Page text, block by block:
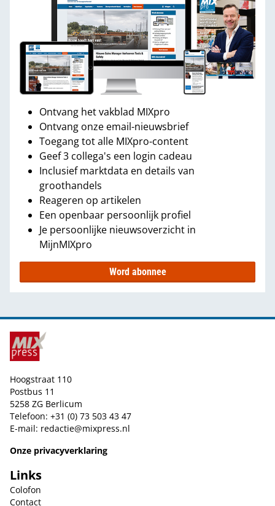
Ontvang het vakblad MIXpro
Ontvang onze email-nieuwsbrief
Toegang tot alle MIXpro-content
Geef 3 collega's een login cadeau
Inclusief marktdata en details van
groothandels
Reageren op artikelen
Een openbaar persoonlijk profiel
Je persoonlijke nieuwsoverzicht in
MijnMIXpro
Word abonnee
Hoogstraat 110
Postbus 11
5258 ZG Berlicum
Telefoon: +31 (0) 73 503 43 47
E-mail: redactie@mixpress.nl
Onze privacyverklaring
Links
Colofon
Contact